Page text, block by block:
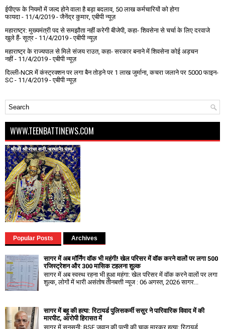
ईपीएफ के नियमों में जल्द होने वाला है बड़ा बदलाव, 50 लाख कर्मचारियों को होगा
फायदा - 11/4/2019 - जैनेंद्र कुमार, एबीपी न्यूज़
महाराष्ट्र: मुख्यमंत्री पद से समझौता नहीं करेगी बीजेपी, कहा- शिवसेना से चर्चा के लिए दरवाजे
खुले हैं- सूत्र - 11/4/2019 - एबीपी न्यूज़
महाराष्ट्र के राज्यपाल से मिले संजय राउत, कहा- सरकार बनाने में शिवसेना कोई अड़चन
नहीं- 11/4/2019 - एबीपी न्यूज़
दिल्ली-NCR में कंस्ट्रक्शन पर लगा बैन तोड़ने पर 1 लाख जुर्माना, कचरा जलाने पर ₹5000 फाइन-
SC - 11/4/2019 - एबीपी न्यूज़
WWW.TEENBATTINEWS.COM
Popular Posts Archives
सागर में अब मॉर्निंग वॉक भी महंगी! खेल परिसर में वॉक करने वालों पर लगा ₹500
रजिस्ट्रेशन और ₹300 मासिक टहलना शुल्क
सागर में अब स्वस्थ रहना भी हुआ महंगा: खेल परिसर में वॉक करने वालों पर लगा
शुल्क, लोगों में भारी असंतोष तीनबत्ती न्यूज : 06 अगस्त, 2026 सागर...
सागर में बहू की हत्या: रिटायर्ड पुलिसकर्मी ससुर ने पारिवारिक विवाद में की
मारपीट, आरोपी हिरासत में
सागर में सनसनी: BSF जवान की पत्नी की चाकू मारकर हत्या: रिटायर्ड